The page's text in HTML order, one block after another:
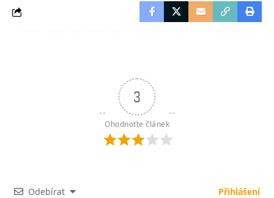
3
Ohodnoťte článek
Odebírat Přihlášení